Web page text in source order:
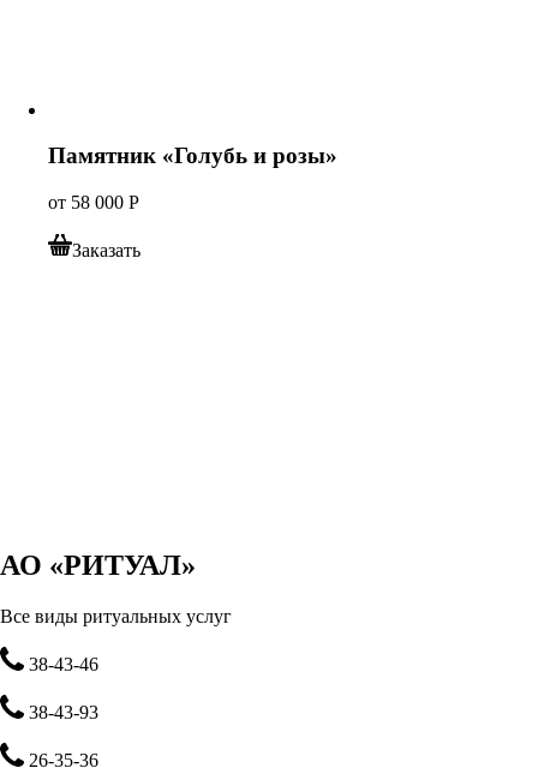
Памятник «Голубь и розы»
от 58 000 Р
Заказать
АО «РИТУАЛ»
Все виды ритуальных услуг
38-43-46
38-43-93
26-35-36